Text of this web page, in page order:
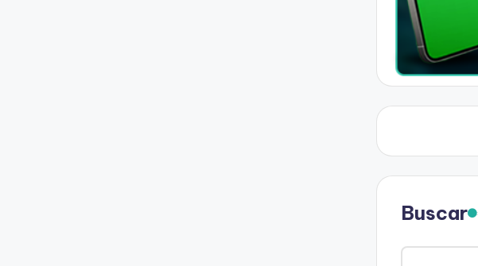
Buscar